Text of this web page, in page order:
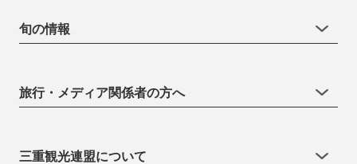
旬の情報
旅行・メディア関係者の方へ
三重観光連盟について